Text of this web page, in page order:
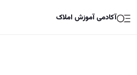
آکادمی آموزش املاک